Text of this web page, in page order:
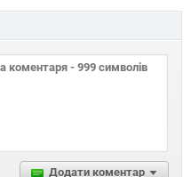
Додати коментар